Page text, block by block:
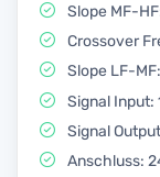
Slope MF-
Crossover
Slope LF-
Signal Input:
Signal
Anschluss: